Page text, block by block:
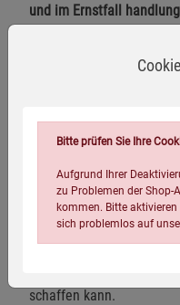
und im Ernstfall
Erste Hilfe,
Wasserversorgung,
Wärmeerhalt
und vor allem um
schaffen kann.
Bitte prüfen Sie Ihre
Aufgrund Ihrer
zu Problemen der Shop-
kommen. Bitte
sich problemlos auf